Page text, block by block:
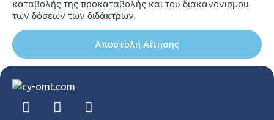
καταβολής της προκαταβολής και του διακανονισμού
των δόσεων των διδάκτρων.